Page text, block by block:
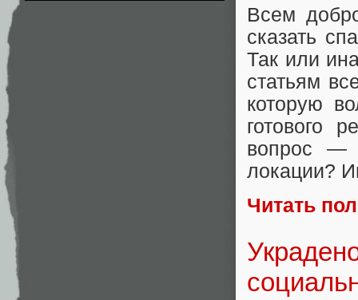
Всем
сказать
Так или
статьям
которую
готового
вопрос —
локации?
Читать